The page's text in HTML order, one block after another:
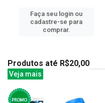
Faça seu login ou
cadastre-se para
comprar.
Produtos até R$20,00
Veja mais